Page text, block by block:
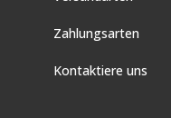
Zahlungsarten
Kontaktiere uns